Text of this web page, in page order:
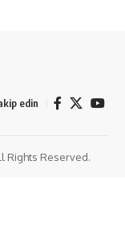
edin
Rights Reserved.